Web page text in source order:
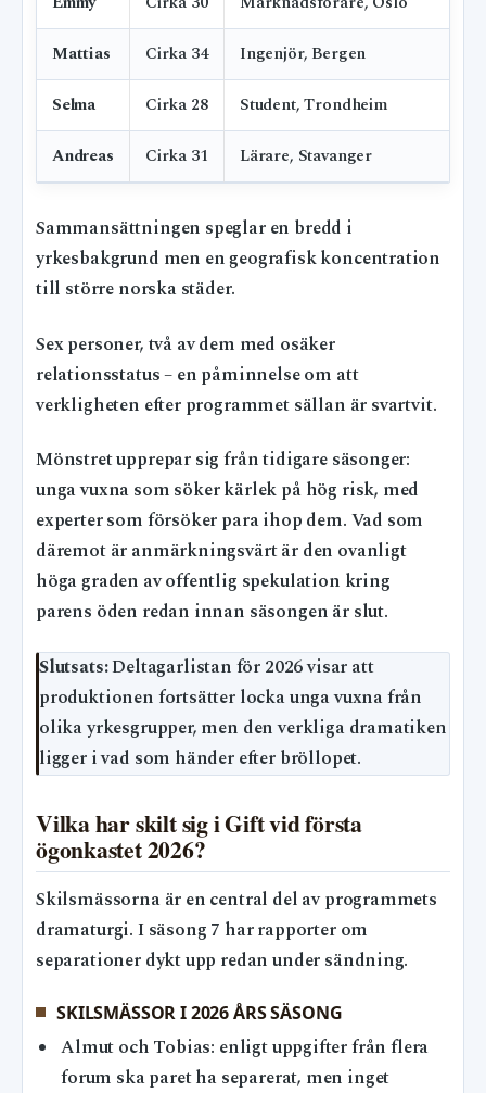
Mattias Cirka 34 Ingenjör, Bergen
Selma Cirka 28 Student, Trondheim
Andreas Cirka 31 Lärare, Stavanger
Sammansättningen speglar en bredd i
yrkesbakgrund men en geografisk koncentration
till större norska städer.
Sex personer, två av dem med osäker
relationsstatus – en påminnelse om att
verkligheten efter programmet sällan är svartvit.
Mönstret upprepar sig från tidigare säsonger:
unga vuxna som söker kärlek på hög risk, med
experter som försöker para ihop dem. Vad som
däremot är anmärkningsvärt är den ovanligt
höga graden av offentlig spekulation kring
parens öden redan innan säsongen är slut.
Slutsats:Deltagarlistan för 2026 visar att
produktionen fortsätter locka unga vuxna från
olika yrkesgrupper, men den verkliga dramatiken
ligger i vad som händer efter bröllopet.
Vilka har skilt sig i Gift vid första
ögonkastet 2026?
Skilsmässorna är en central del av programmets
dramaturgi. I säsong 7 har rapporter om
separationer dykt upp redan under sändning.
SKILSMÄSSOR I 2026 ÅRS SÄSONG
Almut och Tobias: enligt uppgifter från flera
forum ska paret ha separerat, men inget